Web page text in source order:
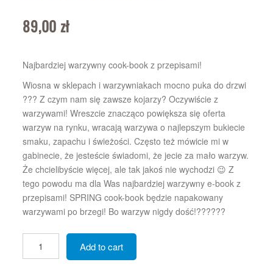
89,00 zł
Najbardziej warzywny cook-book z przepisami!
Wiosna w sklepach i warzywniakach mocno puka do drzwi
??? Z czym nam się zawsze kojarzy? Oczywiście z
warzywami! Wreszcie znacząco powiększa się oferta
warzyw na rynku, wracają warzywa o najlepszym bukiecie
smaku, zapachu i świeżości. Często też mówicie mi w
gabinecie, że jesteście świadomi, że jecie za mało warzyw.
Że chcielibyście więcej, ale tak jakoś nie wychodzi 😉 Z
tego powodu ma dla Was najbardziej warzywny e-book z
przepisami! SPRING cook-book będzie napakowany
warzywami po brzegi! Bo warzyw nigdy dość!??????
cook-
Add to cart